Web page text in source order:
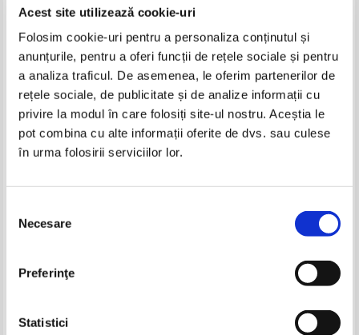
Acest site utilizează cookie-uri
Folosim cookie-uri pentru a personaliza conținutul și
anunțurile, pentru a oferi funcții de rețele sociale și pentru
a analiza traficul. De asemenea, le oferim partenerilor de
rețele sociale, de publicitate și de analize informații cu
privire la modul în care folosiți site-ul nostru. Aceștia le
pot combina cu alte informații oferite de dvs. sau culese
în urma folosirii serviciilor lor.
consimțământului
Necesare
Preferinţe
Statistici
Fratii Grimm - Cenusareasa
Pret:10,00Lei 6,00 Lei
Adaugă în coș
Alexandre Dumas - Cei trei
muschetari (volumul 1)
Pret:
10,00Lei 4,00 Lei